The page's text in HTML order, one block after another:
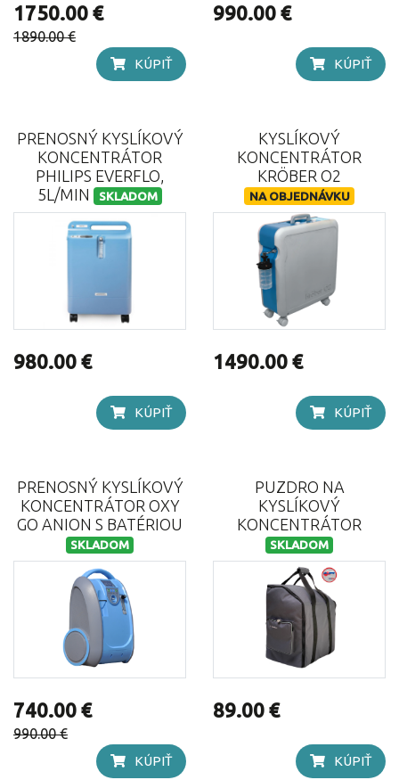
1750.00 €
1890.00 €
KÚPIŤ
990.00 €
KÚPIŤ
PRENOSNÝ KYSLÍKOVÝ
KONCENTRÁTOR
PHILIPS EVERFLO,
5L/MIN
SKLADOM
980.00 €
KÚPIŤ
KYSLÍKOVÝ
KONCENTRÁTOR
KRÖBER O2
NA OBJEDNÁVKU
1490.00 €
KÚPIŤ
PRENOSNÝ KYSLÍKOVÝ
KONCENTRÁTOR OXY
GO ANION S BATÉRIOU
SKLADOM
740.00 €
990.00 €
KÚPIŤ
PUZDRO NA
KYSLÍKOVÝ
KONCENTRÁTOR
SKLADOM
89.00 €
KÚPIŤ